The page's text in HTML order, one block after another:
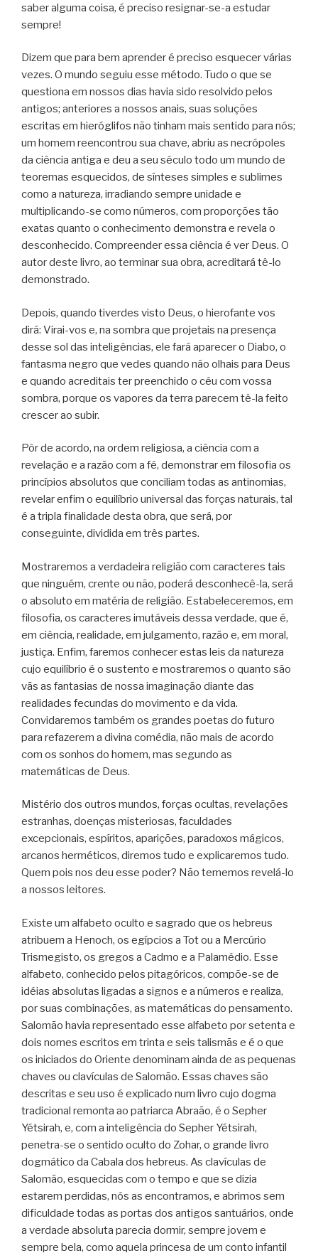
saber alguma coisa, é preciso resignar-se-a estudar
sempre!
Dizem que para bem aprender é preciso esquecer várias
vezes. O mundo seguiu esse método. Tudo o que se
questiona em nossos dias havia sido resolvido pelos
antigos; anteriores a nossos anais, suas soluções
escritas em hieróglifos não tinham mais sentido para nós;
um homem reencontrou sua chave, abriu as necrópoles
da ciência antiga e deu a seu século todo um mundo de
teoremas esquecidos, de sínteses simples e sublimes
como a natureza, irradiando sempre unidade e
multiplicando-se como números, com proporções tão
exatas quanto o conhecimento demonstra e revela o
desconhecido. Compreender essa ciência é ver Deus. O
autor deste livro, ao terminar sua obra, acreditará tê-lo
demonstrado.
Depois, quando tiverdes visto Deus, o hierofante vos
dirá: Virai-vos e, na sombra que projetais na presença
desse sol das inteligências, ele fará aparecer o Diabo, o
fantasma negro que vedes quando não olhais para Deus
e quando acreditais ter preenchido o céu com vossa
sombra, porque os vapores da terra parecem tê-la feito
crescer ao subir.
Pôr de acordo, na ordem religiosa, a ciência com a
revelação e a razão com a fé, demonstrar em filosofia os
princípios absolutos que conciliam todas as antinomias,
revelar enfim o equilíbrio universal das forças naturais, tal
é a tripla finalidade desta obra, que será, por
conseguinte, dividida em três partes.
Mostraremos a verdadeira religião com caracteres tais
que ninguém, crente ou não, poderá desconhecê-la, será
o absoluto em matéria de religião. Estabeleceremos, em
filosofia, os caracteres imutáveis dessa verdade, que é,
em ciência, realidade, em julgamento, razão e, em moral,
justiça. Enfim, faremos conhecer estas leis da natureza
cujo equilíbrio é o sustento e mostraremos o quanto são
vãs as fantasias de nossa imaginação diante das
realidades fecundas do movimento e da vida.
Convidaremos também os grandes poetas do futuro
para refazerem a divina comédia, não mais de acordo
com os sonhos do homem, mas segundo as
matemáticas de Deus.
Mistério dos outros mundos, forças ocultas, revelações
estranhas, doenças misteriosas, faculdades
excepcionais, espíritos, aparições, paradoxos mágicos,
arcanos herméticos, diremos tudo e explicaremos tudo.
Quem pois nos deu esse poder? Não tememos revelá-lo
a nossos leitores.
Existe um alfabeto oculto e sagrado que os hebreus
atribuem a Henoch, os egípcios a Tot ou a Mercúrio
Trismegisto, os gregos a Cadmo e a Palamédio. Esse
alfabeto, conhecido pelos pitagóricos, compõe-se de
idéias absolutas ligadas a signos e a números e realiza,
por suas combinações, as matemáticas do pensamento.
Salomão havia representado esse alfabeto por setenta e
dois nomes escritos em trinta e seis talismãs e é o que
os iniciados do Oriente denominam ainda de as pequenas
chaves ou clavículas de Salomão. Essas chaves são
descritas e seu uso é explicado num livro cujo dogma
tradicional remonta ao patriarca Abraão, é o Sepher
Yétsirah, e, com a inteligência do Sepher Yétsirah,
penetra-se o sentido oculto do Zohar, o grande livro
dogmático da Cabala dos hebreus. As clavículas de
Salomão, esquecidas com o tempo e que se dizia
estarem perdidas, nós as encontramos, e abrimos sem
dificuldade todas as portas dos antigos santuários, onde
a verdade absoluta parecia dormir, sempre jovem e
sempre bela, como aquela princesa de um conto infantil